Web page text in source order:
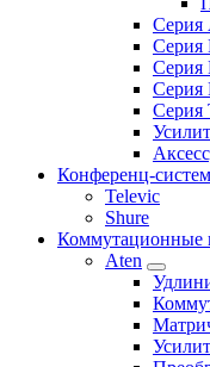
Серия
Серия
Серия
Серия
Серия
Конференц-
Televic
Shure
Коммутационные
Aten